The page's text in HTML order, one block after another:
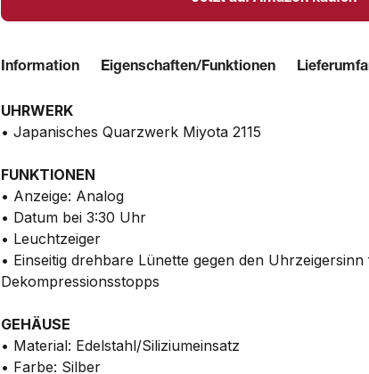
Information Eigenschaften/Funktionen
UHRWERK
• Japanisches Quarzwerk Miyota 2115
FUNKTIONEN
• Anzeige: Analog
• Datum bei 3:30 Uhr
• Leuchtzeiger
• Einseitig drehbare Lünette gegen den
Dekompressionsstopps
GEHÄUSE
• Material: Edelstahl/Siliziumeinsatz
• Farbe: Silber